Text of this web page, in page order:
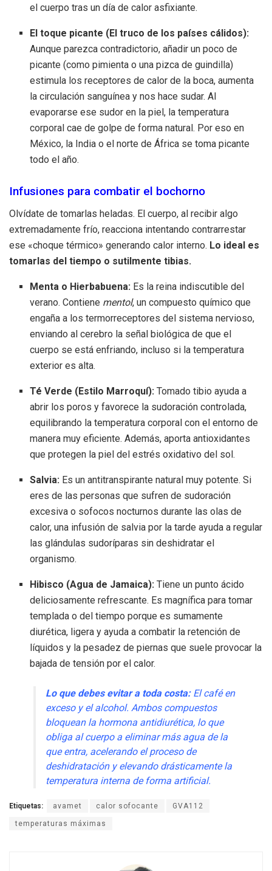
el cuerpo tras un día de calor asfixiante.
El toque picante (El truco de los países cálidos):
Aunque parezca contradictorio, añadir un poco de
picante (como pimienta o una pizca de guindilla)
estimula los receptores de calor de la boca, aumenta
la circulación sanguínea y nos hace sudar. Al
evaporarse ese sudor en la piel, la temperatura
corporal cae de golpe de forma natural. Por eso en
México, la India o el norte de África se toma picante
todo el año.
Infusiones para combatir el bochorno
Olvídate de tomarlas heladas. El cuerpo, al recibir algo
extremadamente frío, reacciona intentando contrarrestar
ese «choque térmico» generando calor interno. Lo ideal es
tomarlas del tiempo o sutilmente tibias.
Menta o Hierbabuena: Es la reina indiscutible del
verano. Contiene mentol, un compuesto químico que
engaña a los termorreceptores del sistema nervioso,
enviando al cerebro la señal biológica de que el
cuerpo se está enfriando, incluso si la temperatura
exterior es alta.
Té Verde (Estilo Marroquí): Tomado tibio ayuda a
abrir los poros y favorece la sudoración controlada,
equilibrando la temperatura corporal con el entorno de
manera muy eficiente. Además, aporta antioxidantes
que protegen la piel del estrés oxidativo del sol.
Salvia: Es un antitranspirante natural muy potente. Si
eres de las personas que sufren de sudoración
excesiva o sofocos nocturnos durante las olas de
calor, una infusión de salvia por la tarde ayuda a regular
las glándulas sudoríparas sin deshidratar el
organismo.
Hibisco (Agua de Jamaica): Tiene un punto ácido
deliciosamente refrescante. Es magnífica para tomar
templada o del tiempo porque es sumamente
diurética, ligera y ayuda a combatir la retención de
líquidos y la pesadez de piernas que suele provocar la
bajada de tensión por el calor.
Lo que debes evitar a toda costa:El café en
exceso y el alcohol. Ambos compuestos
bloquean la hormona antidiurética, lo que
obliga al cuerpo a eliminar más agua de la
que entra, acelerando el proceso de
deshidratación y elevando drásticamente la
temperatura interna de forma artificial.
Etiquetas: avamet calor sofocante GVA112
temperaturas máximas